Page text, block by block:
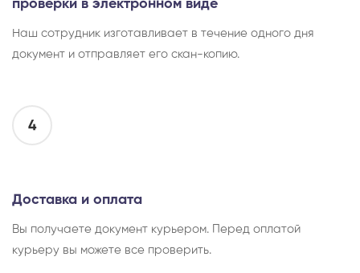
проверки в электронном виде
Наш сотрудник изготавливает в течение одного дня
документ и отправляет его скан-копию.
4
Доставка и оплата
Вы получаете документ курьером. Перед оплатой
курьеру вы можете все проверить.